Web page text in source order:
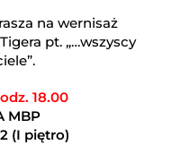
na wernisaż
pt. „…wszyscy
18.00
MBP
(I piętro)